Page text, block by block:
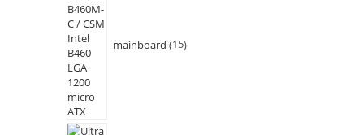
mainboard 15